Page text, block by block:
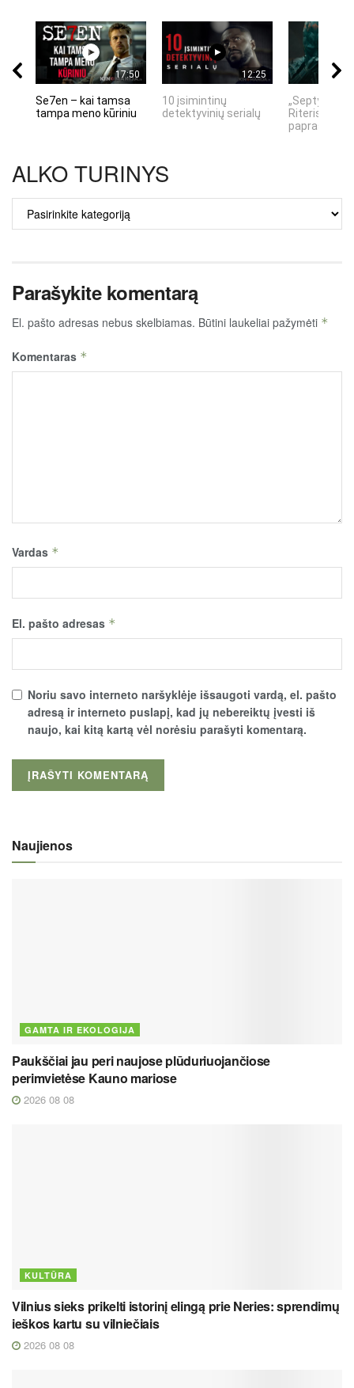
17:50
Se7en – kai tamsa
tampa meno kūriniu
12:25
10 įsimintinų
detektyvinių serialų
„Septynių
Riteris" – kai
ALKO TURINYS
ALKO
TURINYS
Parašykite komentarą
El. pašto adresas nebus skelbiamas. Būtini laukeliai pažymėti *
Komentaras *
Vardas *
El. pašto adresas *
Noriu savo interneto naršyklėje išsaugoti vardą, el. pašto
adresą ir interneto puslapį, kad jų nebereiktų įvesti iš
naujo, kai kitą kartą vėl norėsiu parašyti komentarą.
Naujienos
GAMTA IR EKOLOGIJA
Paukščiai jau peri naujose plūduriuojančiose
perimvietėse Kauno mariose
2026 08 08
KULTŪRA
Vilnius sieks prikelti istorinį elingą prie Neries: sprendimų
ieškos kartu su vilniečiais
2026 08 08